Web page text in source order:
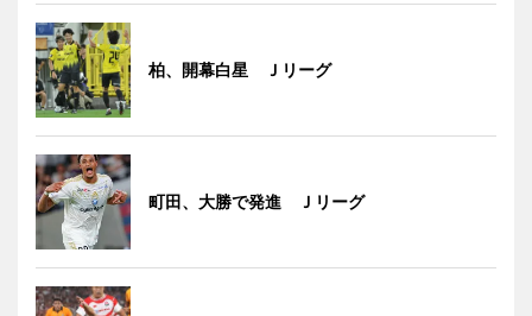
柏、開幕白星 Ｊリーグ
町田、大勝で発進 Ｊリーグ